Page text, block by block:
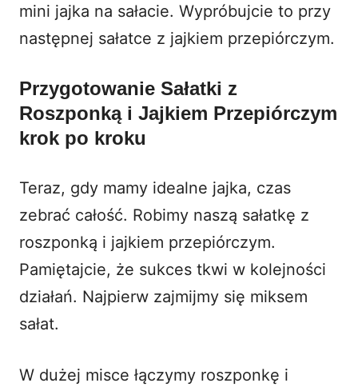
mini jajka na sałacie. Wypróbujcie to przy
następnej sałatce z jajkiem przepiórczym.
Przygotowanie Sałatki z
Roszponką i Jajkiem Przepiórczym
krok po kroku
Teraz, gdy mamy idealne jajka, czas
zebrać całość. Robimy naszą sałatkę z
roszponką i jajkiem przepiórczym.
Pamiętajcie, że sukces tkwi w kolejności
działań. Najpierw zajmijmy się miksem
sałat.
W dużej misce łączymy roszponkę i